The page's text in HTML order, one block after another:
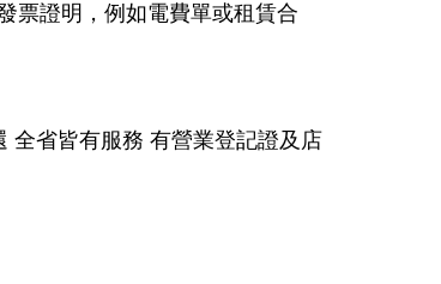
票證明，例如電費單或租賃合
全省皆有服務 有營業登記證及店